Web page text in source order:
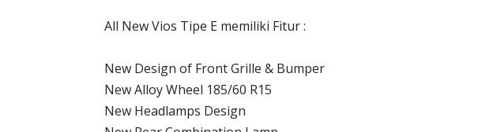
All New Vios Tipe E memiliki Fitur :
New Design of Front Grille & Bumper
New Alloy Wheel 185/60 R15
New Headlamps Design